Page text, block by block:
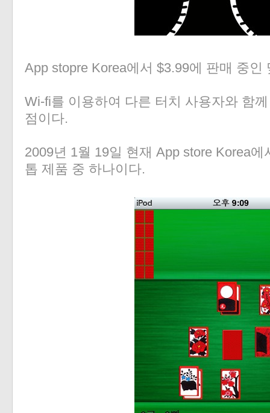
App stopre Korea에서 $3.99에 판매 중인
Wi-fi를 이용하여 다른 터치 사용자와 함
점이다.
2009년 1월 19일 현재 App store Korea
톱 제품 중 하나이다.